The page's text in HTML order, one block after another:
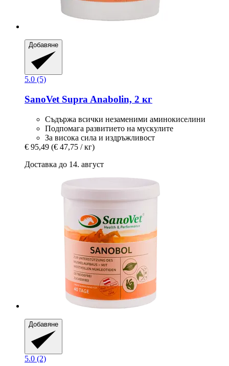
Добавяне
5.0 (5)
SanoVet Supra Anabolin, 2 кг
Съдържа всички незаменими аминокиселини
Подпомага развитието на мускулите
За висока сила и издръжливост
€ 95,49 (€ 47,75 / кг)
Доставка до 14. август
Добавяне
5.0 (2)